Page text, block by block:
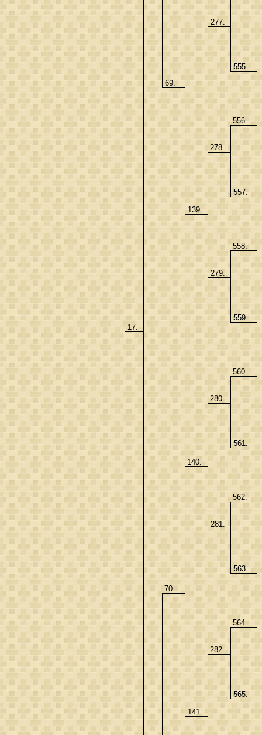
17.
69.
277.
555.
139.
278.
556.
557.
279.
558.
559.
70.
140.
280.
560.
561.
281.
562.
563.
141.
282.
564.
565.